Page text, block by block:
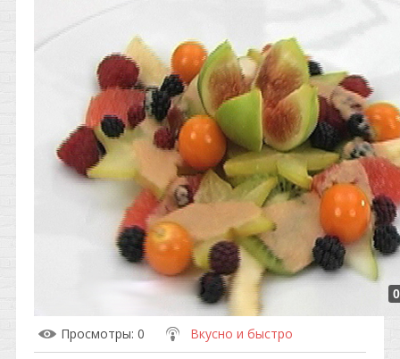
Просмотры: 0 Вкусно и быстро